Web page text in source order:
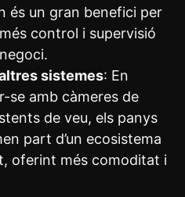
és un gran benefici per
control i supervisió
sistemes: En
se amb càmeres de
de veu, els panys
part d’un ecosistema
oferint més comoditat i